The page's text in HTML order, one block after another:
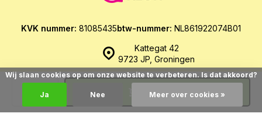
Toevoegen
Kattegat 42
9723 JP, Groningen
KVK nummer: 81085435btw-nummer: NL861922074B01
© Het Zoethoudertje- Theme made by Webdinge.nl Sitemap
Wij slaan cookies op om onze website te verbeteren. Is dat akkoord?
Ja Nee Meer over cookies »